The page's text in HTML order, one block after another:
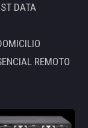
DATA
REMOTO